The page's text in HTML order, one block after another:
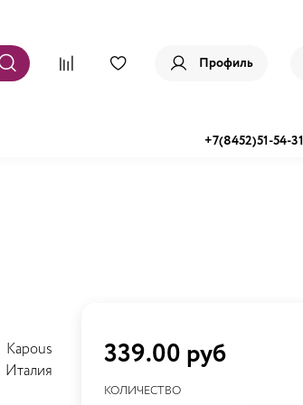
Профиль
+7(8452)51-54-31
Kapous
Италия 339.00 руб
КОЛИЧЕСТВО